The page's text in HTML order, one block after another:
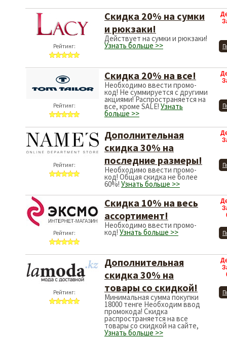
Рейтинг:
Скидка 20% на сумки
и рюкзаки!
Действует на сумки и рюкзаки!
Узнать больше >>
Рейтинг:
Cкидка 20% на все!
Необходимо ввести промо-
код! Не суммируется с другими
акциями! Распространяется на
все, кроме SALE! Узнать
больше >>
Рейтинг:
Дополнительная
скидка 30% на
последние размеры!
Необходимо ввести промо-
код! Общая скидка не более
60%! Узнать больше >>
Рейтинг:
Скидка 10% на весь
ассортимент!
Необходимо ввести промо-
код! Узнать больше >>
Рейтинг:
Дополнительная
скидка 30% на
товары со скидкой!
Минимальная сумма покупки
18000 тенге Необходим ввод
промокода! Скидка
распространяется на все
товары со скидкой на сайте,
Узнать больше >>